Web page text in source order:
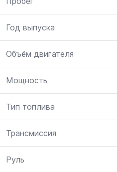
Год выпуска
Объём двигателя
Мощность
Тип топлива
Трансмиссия
Руль